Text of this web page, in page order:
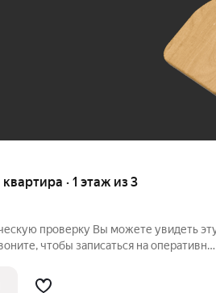
· 1 этаж из 3
Вы можете увидеть эту
чтобы записаться на оперативный